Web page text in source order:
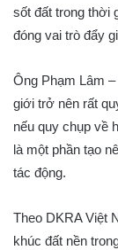
sốt đất trong thời
đóng vai trò đẩy
Ông Phạm Lâm
giới trở nên rất
nếu quy chụp về
là một phần tạo
tác động.
Theo DKRA Việt
khúc đất nền